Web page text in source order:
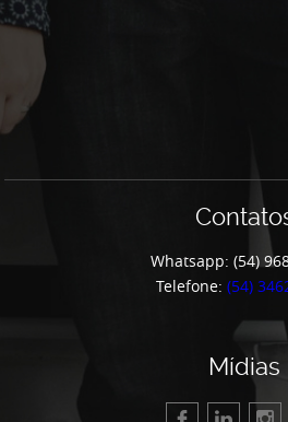
Whatsapp: (54)
Telefone: (54)
Mídias